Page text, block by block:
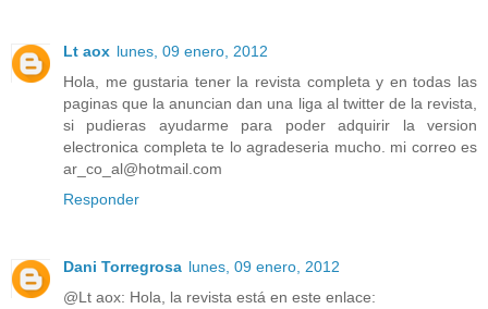
Lt aox lunes, 09 enero, 2012
Hola, me gustaria tener la revista completa y en todas las
paginas que la anuncian dan una liga al twitter de la revista,
si pudieras ayudarme para poder adquirir la version
electronica completa te lo agradeseria mucho. mi correo es
ar_co_al@hotmail.com
Responder
Dani Torregrosa lunes, 09 enero, 2012
@Lt aox: Hola, la revista está en este enlace: